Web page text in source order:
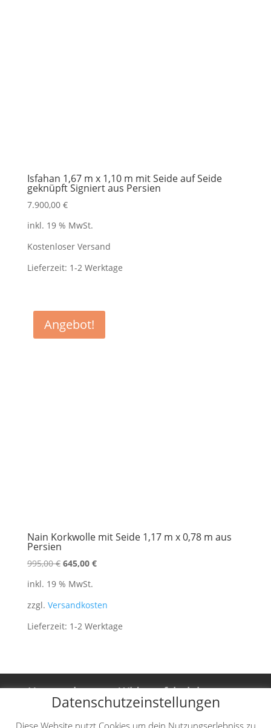
Isfahan 1,67 m x 1,10 m mit Seide auf Seide
geknüpft Signiert aus Persien
7.900,00 €
inkl. 19 % MwSt.
Kostenloser Versand
Lieferzeit: 1-2 Werktage
Angebot!
Nain Korkwolle mit Seide 1,17 m x 0,78 m aus
Persien
995,00€ Ursprünglicher
war:
995,00 €
645,00 €Aktueller
645,00 €.
inkl. 19 % MwSt.
zzgl. Versandkosten
Lieferzeit: 1-2 Werktage
Unternehmen
Widerrufsbelehrung
Vertrag widerrufen
AGB
Datenschutzeinstellungen
Diese Website nutzt Cookies um dein Nutzungserlebniss zu